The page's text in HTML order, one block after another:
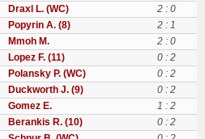
Draxl L. (WC)
2 : 0
Popyrin A. (8)
2 : 1
Mmoh M.
2 : 0
Lopez F. (11)
0 : 2
Polansky P. (WC)
0 : 2
Duckworth J. (9)
0 : 2
Gomez E.
1 : 2
Berankis R. (10)
0 : 2